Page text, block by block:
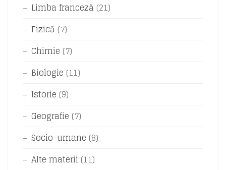
Limba franceză (21)
Fizică (7)
Chimie (7)
Biologie (11)
Istorie (9)
Geografie (7)
Socio-umane (8)
Alte materii (11)